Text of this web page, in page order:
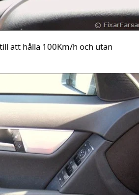
att hålla 100Km/h och utan